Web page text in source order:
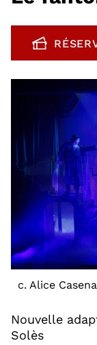
,
c. Alice
Nouvelle
Solès